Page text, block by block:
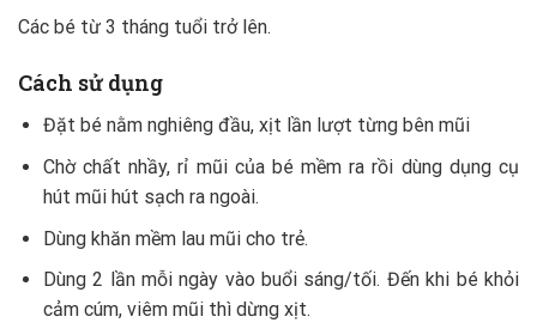
Các bé từ 3 tháng tuổi trở lên.
Cách sử dụng
Đặt bé nằm nghiêng đầu, xịt lần lượt từng bên mũi
Chờ chất nhầy, rỉ mũi của bé mềm ra rồi dùng dụng cụ
hút mũi hút sạch ra ngoài.
Dùng khăn mềm lau mũi cho trẻ.
Dùng 2 lần mỗi ngày vào buổi sáng/tối. Đến khi bé khỏi
cảm cúm, viêm mũi thì dừng xịt.